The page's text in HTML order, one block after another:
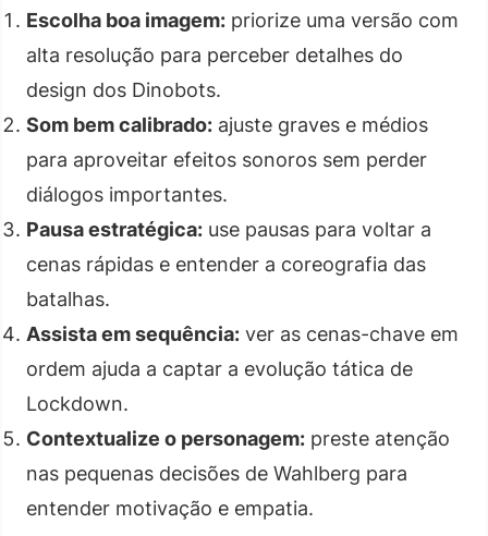
Escolha boa imagem: priorize uma versão com
alta resolução para perceber detalhes do
design dos Dinobots.
Som bem calibrado: ajuste graves e médios
para aproveitar efeitos sonoros sem perder
diálogos importantes.
Pausa estratégica: use pausas para voltar a
cenas rápidas e entender a coreografia das
batalhas.
Assista em sequência: ver as cenas-chave em
ordem ajuda a captar a evolução tática de
Lockdown.
Contextualize o personagem: preste atenção
nas pequenas decisões de Wahlberg para
entender motivação e empatia.